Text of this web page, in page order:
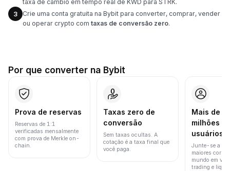
taxa de câmbio em tempo real de KWD para STRK.
3
Crie uma conta gratuita na Bybit para converter, comprar, vender
ou operar crypto com taxas de conversão zero.
Por que converter na Bybit
Prova de reservas
Reservas de 1:1
verificadas mensalmente
com prova de Merkle on-
chain.
Taxas zero de
conversão
Sem taxas ocultas. A
cotação é a taxa final que
você paga.
Mais de
milhões
usuários
Junte-se a
maiores
mundo em
trading e